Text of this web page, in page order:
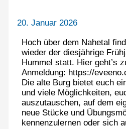
20. Januar 2026
Hoch über dem Nahetal
wieder der diesjährige
Hummel statt. Hier geht’s
Anmeldung: https://
Die alte Burg bietet euch
und viele Möglichkeiten,
auszutauschen, auf dem
neue Stücke und
kennenzulernen oder sich